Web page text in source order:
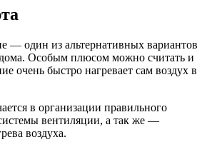
— один из альтернативных вариантов
Особым плюсом можно считать и
очень быстро нагревает сам воздух в
в организации правильного
вентиляции, а так же —
воздуха.